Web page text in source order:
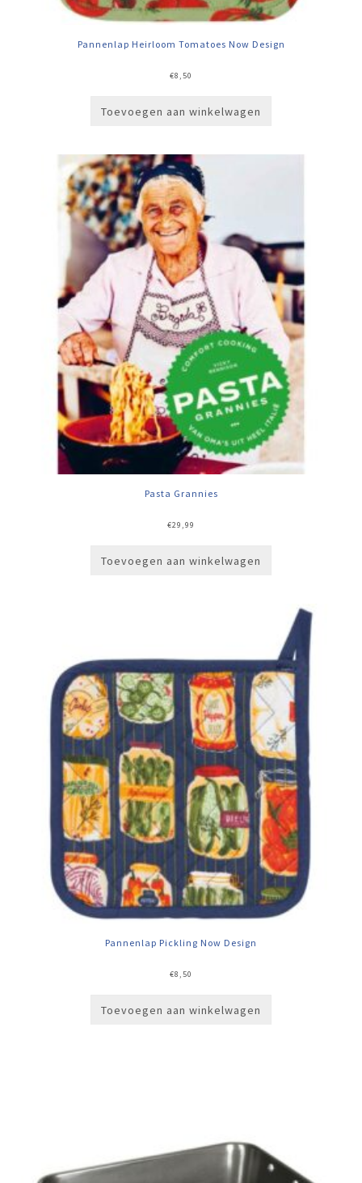
Pannenlap Heirloom Tomatoes Now Design
€8,50
Toevoegen aan winkelwagen
Pasta Grannies
€29,99
Toevoegen aan winkelwagen
Pannenlap Pickling Now Design
€8,50
Toevoegen aan winkelwagen